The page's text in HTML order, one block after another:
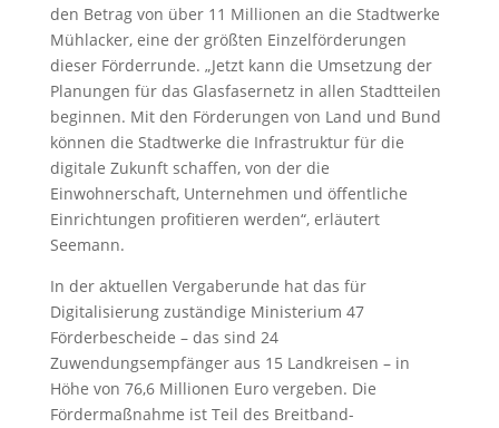
den Betrag von über 11 Millionen an die Stadtwerke
Mühlacker, eine der größten Einzelförderungen
dieser Förderrunde. „Jetzt kann die Umsetzung der
Planungen für das Glasfasernetz in allen Stadtteilen
beginnen. Mit den Förderungen von Land und Bund
können die Stadtwerke die Infrastruktur für die
digitale Zukunft schaffen, von der die
Einwohnerschaft, Unternehmen und öffentliche
Einrichtungen profitieren werden“, erläutert
Seemann.
In der aktuellen Vergaberunde hat das für
Digitalisierung zuständige Ministerium 47
Förderbescheide – das sind 24
Zuwendungsempfänger aus 15 Landkreisen – in
Höhe von 76,6 Millionen Euro vergeben. Die
Fördermaßnahme ist Teil des Breitband-